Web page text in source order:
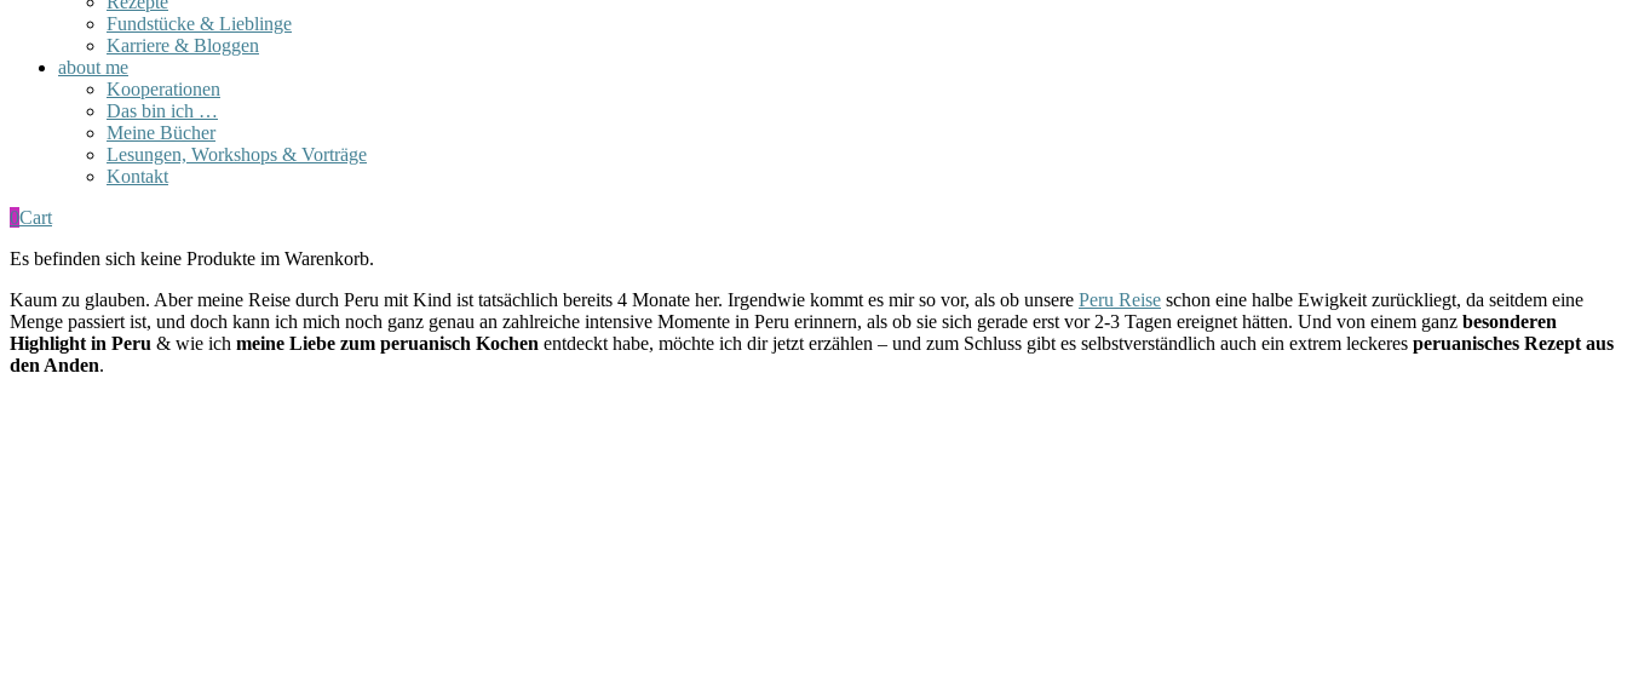
Fundstücke & Lieblinge
Karriere & Bloggen
about me
Kooperationen
Das bin ich …
Meine Bücher
Lesungen, Workshops & Vorträge
Kontakt
0Cart
Es befinden sich keine Produkte im Warenkorb.
Kaum zu glauben. Aber meine Reise durch Peru mit Kind ist tatsächlich bereits 4 Monate her. Irgendwie kommt es mir so vor, als ob unsere Peru Reise schon eine halbe Ewigkeit zurückliegt, da seitdem eine
Menge passiert ist, und doch kann ich mich noch ganz genau an zahlreiche intensive Momente in Peru erinnern, als ob sie sich gerade erst vor 2-3 Tagen ereignet hätten. Und von einem ganz besonderen
Highlight in Peru & wie ich meine Liebe zum peruanisch Kochen entdeckt habe, möchte ich dir jetzt erzählen – und zum Schluss gibt es selbstverständlich auch ein extrem leckeres peruanisches Rezept aus
den Anden.